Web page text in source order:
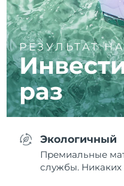
РЕЗУЛЬТАТ
раз
Экологичный
Премиальные
службы. Никаких